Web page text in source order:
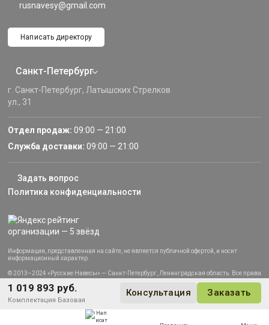
1 019 893 руб.
Комплектация Базовая
Консультация Заказать
rusnavesy@gmail.com
Написать директору
Санкт-Петербург
г. Санкт-Петербург, Латышских Стрелков
ул., 31
Отдел продаж: 09:00 — 21:00
Служба доставки: 09:00 — 21:00
Задать вопрос
Политика конфиденциальности
Информация, представленная на сайте, не является публичной офертой, и носит
информационный характер.
© 2013–2024 «Русские Навесы» — Санкт-Петербург, Ленинградская область. Все права
защищены.